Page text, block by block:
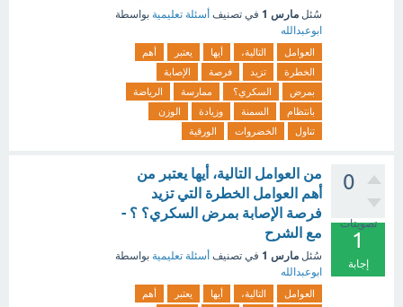
سُئل مارس 1 في تصنيف أسئلة تعليمية بواسطة
ابوعبدالله
العوامل التالية، أيها يعتبر
أهم
الخطرة
تزيد فرصة
الإصابة
بمرض
السكري؟ ممارسة
الرياضة
بانتظام
السمنة وزيادة
الوزن
تناول
الخضروات الورقية
0
تصويتات
1
إجابة
من العوامل التالية، أيها يعتبر من
أهم العوامل الخطرة التي تزيد
فرصة الإصابة بمرض السكري؟ ؟ -
مع الشرح
سُئل مارس 1 في تصنيف أسئلة تعليمية بواسطة
ابوعبدالله
العوامل التالية، أيها يعتبر
أهم